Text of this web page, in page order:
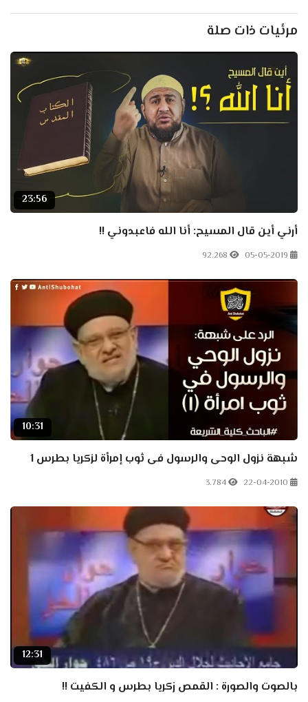
مرئيات ذات صلة
23:56
أرني أين قال المسيح: أنا الله فاعبدوني !!
05-05-2019
92.268
10:31
شبهة نزول الوحى والرسول فى ثوب إمرأة لزكريا بطرس 1
22-04-2010
3.784
12:31
بالصوت والصورة : القمص زكريا بطرس و الكفيت !!